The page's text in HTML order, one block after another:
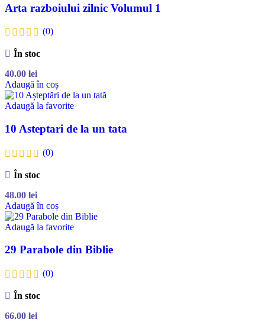
Arta razboiului zilnic Volumul 1
(0)
În stoc
40.00 lei
Adaugă în coș
Adaugă la favorite
10 Asteptari de la un tata
(0)
În stoc
48.00 lei
Adaugă în coș
Adaugă la favorite
29 Parabole din Biblie
(0)
În stoc
66.00 lei